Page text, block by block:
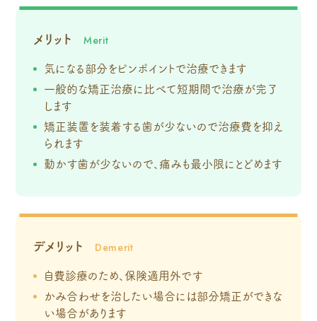
メリット
気になる部分をピンポイントで治療できます
一般的な矯正治療に比べて短期間で治療が完了
します
矯正装置を装着する歯が少ないので治療費を抑え
られます
動かす歯が少ないので、痛みも最小限にとどめます
デメリット
自費診療のため、保険適用外です
かみ合わせを治したい場合には部分矯正ができな
い場合があります